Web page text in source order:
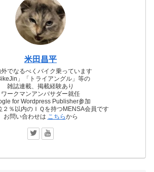
米田昌平
外でなるべくバイク乗っています
」「トライアングル」等の
雑誌連載、掲載経験あり
ワークマンアンバサダー就任
for Wordpress Publisher参加
２％以内のＩＱを持つMENSA会員です
お問い合わせは こちらから